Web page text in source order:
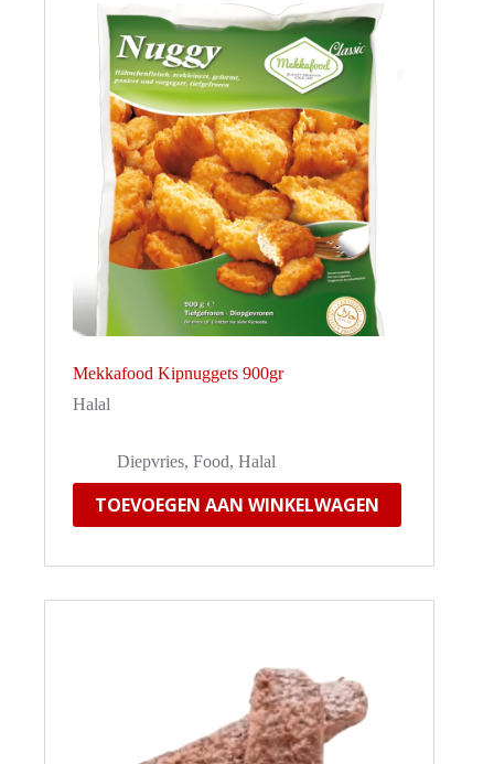
Mekkafood Kipnuggets 900gr
Halal
Diepvries, Food, Halal
TOEVOEGEN AAN WINKELWAGEN